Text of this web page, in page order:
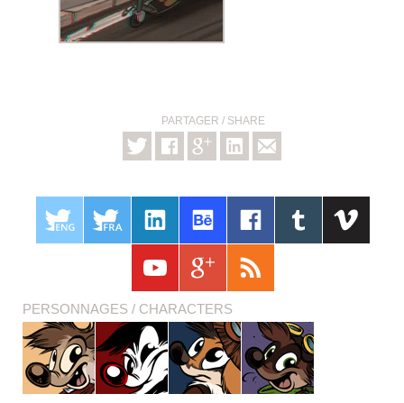
PARTAGER / SHARE
PERSONNAGES / CHARACTERS
Titash Pistash Pucky Krabouille